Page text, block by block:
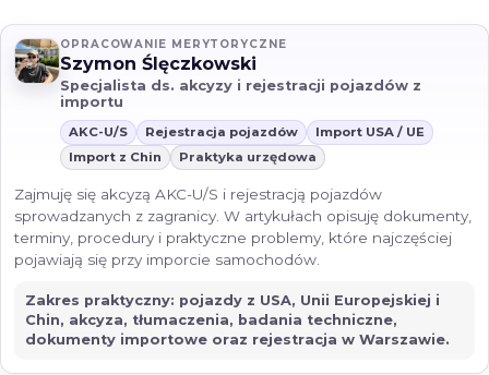
OPRACOWANIE MERYTORYCZNE
Szymon Ślęczkowski
Specjalista ds. akcyzy i rejestracji pojazdów z
importu
AKC-U/S Rejestracja pojazdów
Import USA / UE
Import z Chin
Praktyka urzędowa
Zajmuję się akcyzą AKC-U/S i rejestracją pojazdów
sprowadzanych z zagranicy. W artykułach opisuję dokumenty,
terminy, procedury i praktyczne problemy, które najczęściej
pojawiają się przy imporcie samochodów.
Zakres praktyczny: pojazdy z USA, Unii Europejskiej i
Chin, akcyza, tłumaczenia, badania techniczne,
dokumenty importowe oraz rejestracja w Warszawie.